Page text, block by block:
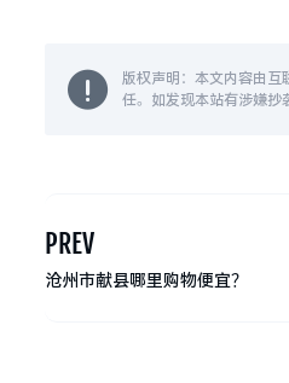
版权声明：本文内容由互
任。如发现本站有涉嫌
PREV
沧州市献县哪里购物便宜？